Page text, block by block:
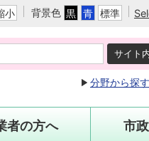
小 背景色 黒 青 標準
分野から探す
者の方へ 市